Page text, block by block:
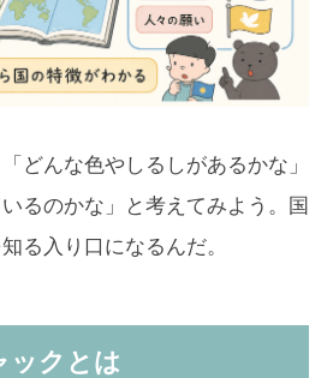
どんな色やしるしがあるかな」
いるのかな」と考えてみよう。国
る入り口になるんだ。
ックとは